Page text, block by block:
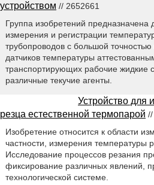
устройством // 2652661
Группа изобретений предназначена
измерения и регистрации
трубопроводов с большой
датчиков температуры
транспортирующих рабочие жидкие
различные текучие агенты.
Устройство для
резца естественной термопарой
Изобретение относится к области
частности, измерения температуры
Исследование процессов резания
фиксирование различных явлений,
технологической системе.